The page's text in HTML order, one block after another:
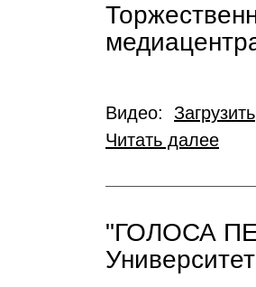
Видео: Загрузить
Читать далее
"ГОЛОСА